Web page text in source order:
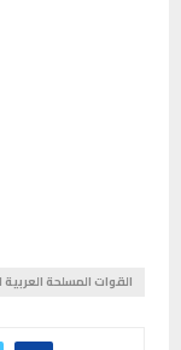
القوات المسلحة العربية